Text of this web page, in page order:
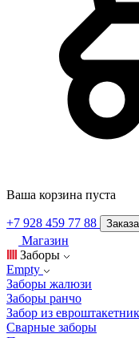
Ваша корзина пуста
+7 928 459 77 88
Магазин
Заборы
Empty
Заборы жалюзи
Заборы ранчо
Забор из
Сварные заборы